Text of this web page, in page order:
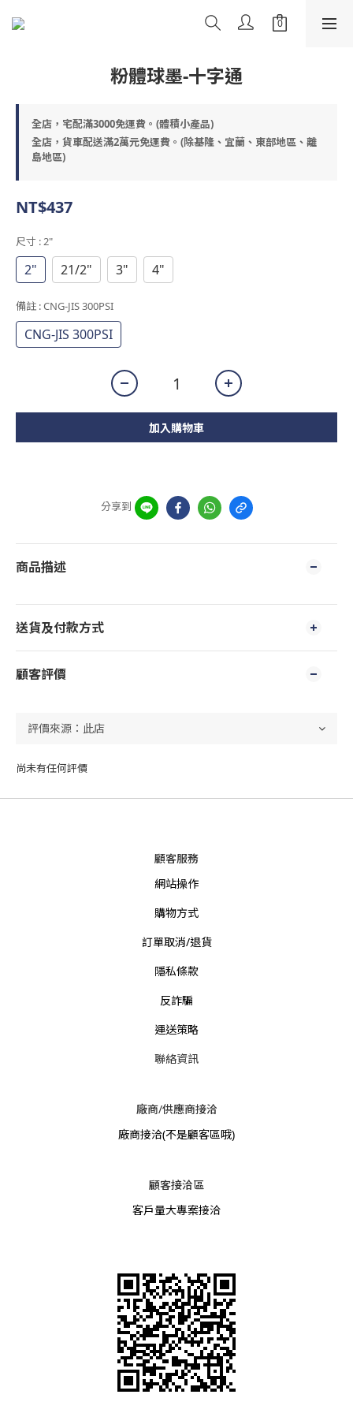
粉體球墨-十字通
全店，宅配滿3000免運費。(體積小產品)
全店，貨車配送滿2萬元免運費。(除基隆、宜蘭、東部地區、離
島地區)
NT$437
尺寸 : 2"
2" 21/2" 3" 4"
備註 : CNG-JIS 300PSI
CNG-JIS 300PSI
加入購物車
分享到
商品描述
送貨及付款方式
顧客評價
尚未有任何評價
顧客服務
網站操作
購物方式
訂單取消/退貨
隱私條款
反詐騙
運送策略
聯絡資訊
廠商/供應商接洽
廠商接洽(不是顧客區哦)
顧客接洽區
客戶量大專案接洽